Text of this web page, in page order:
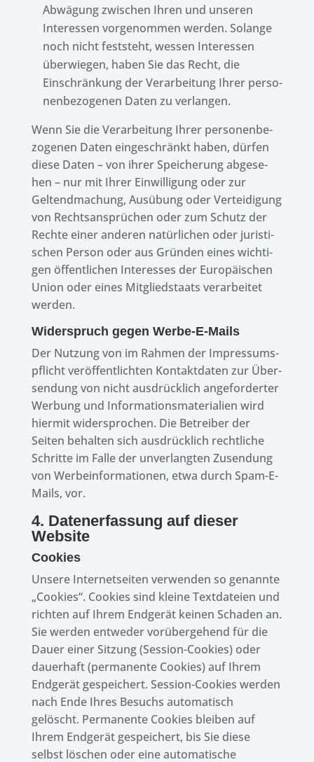
Abwä­gung zwischen Ihren und unse­ren
Inter­es­sen vorge­nom­men werden. Solange
noch nicht fest­steht, wessen Inter­es­sen
über­wie­gen, haben Sie das Recht, die
Einschrän­kung der Verar­bei­tung Ihrer perso­
nen­be­zo­ge­nen Daten zu verlangen.
Wenn Sie die Verar­bei­tung Ihrer perso­nen­be­
zo­ge­nen Daten einge­schränkt haben, dürfen
diese Daten – von ihrer Spei­che­rung abge­se­
hen – nur mit Ihrer Einwil­li­gung oder zur
Geltend­ma­chung, Ausübung oder Vertei­di­gung
von Rechts­an­sprü­chen oder zum Schutz der
Rechte einer ande­ren natür­li­chen oder juris­ti­
schen Person oder aus Grün­den eines wich­ti­
gen öffent­li­chen Inter­es­ses der Euro­päi­schen
Union oder eines Mitglied­staats verar­bei­tet
werden.
Wider­spruch gegen Werbe-E-Mails
Der Nutzung von im Rahmen der Impres­sums­
pflicht veröf­fent­lich­ten Kontakt­da­ten zur Über­
sen­dung von nicht ausdrück­lich ange­for­der­ter
Werbung und Infor­ma­ti­ons­ma­te­ria­lien wird
hier­mit wider­spro­chen. Die Betrei­ber der
Seiten behal­ten sich ausdrück­lich recht­li­che
Schritte im Falle der unver­lang­ten Zusen­dung
von Werbe­infor­ma­tio­nen, etwa durch Spam-E-
Mails, vor.
4. Daten­er­fas­sung auf dieser
Website
Cookies
Unsere Inter­net­sei­ten verwen­den so genannte
„Cookies“. Cookies sind kleine Text­da­teien und
rich­ten auf Ihrem Endge­rät keinen Scha­den an.
Sie werden entwe­der vorüber­ge­hend für die
Dauer einer Sitzung (Session-Cookies) oder
dauer­haft (perma­nente Cookies) auf Ihrem
Endge­rät gespei­chert. Session-Cookies werden
nach Ende Ihres Besuchs auto­ma­tisch
gelöscht. Perma­nente Cookies blei­ben auf
Ihrem Endge­rät gespei­chert, bis Sie diese
selbst löschen oder eine auto­ma­ti­sche